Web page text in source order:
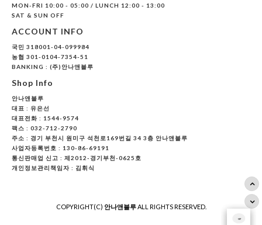
MON-FRI 10:00 - 05:00 / LUNCH 12:00 - 13:00
SAT & SUN OFF
ACCOUNT INFO
국민 318001-04-099984
농협 301-0104-7354-51
BANKING : (주)안나앤블루
Shop Info
안나앤블루
대표 : 유은선
대표전화 : 1544-9574
팩스 : 032-712-2790
주소 : 경기 부천시 원미구 석천로169번길 34 3층 안나앤블루
사업자등록번호 : 130-86-69191
통신판매업 신고 : 제2012-경기부천-0625호
개인정보관리책임자 : 김휘식
COPYRIGHT(C) 안나앤블루ALL RIGHTS RESERVED.